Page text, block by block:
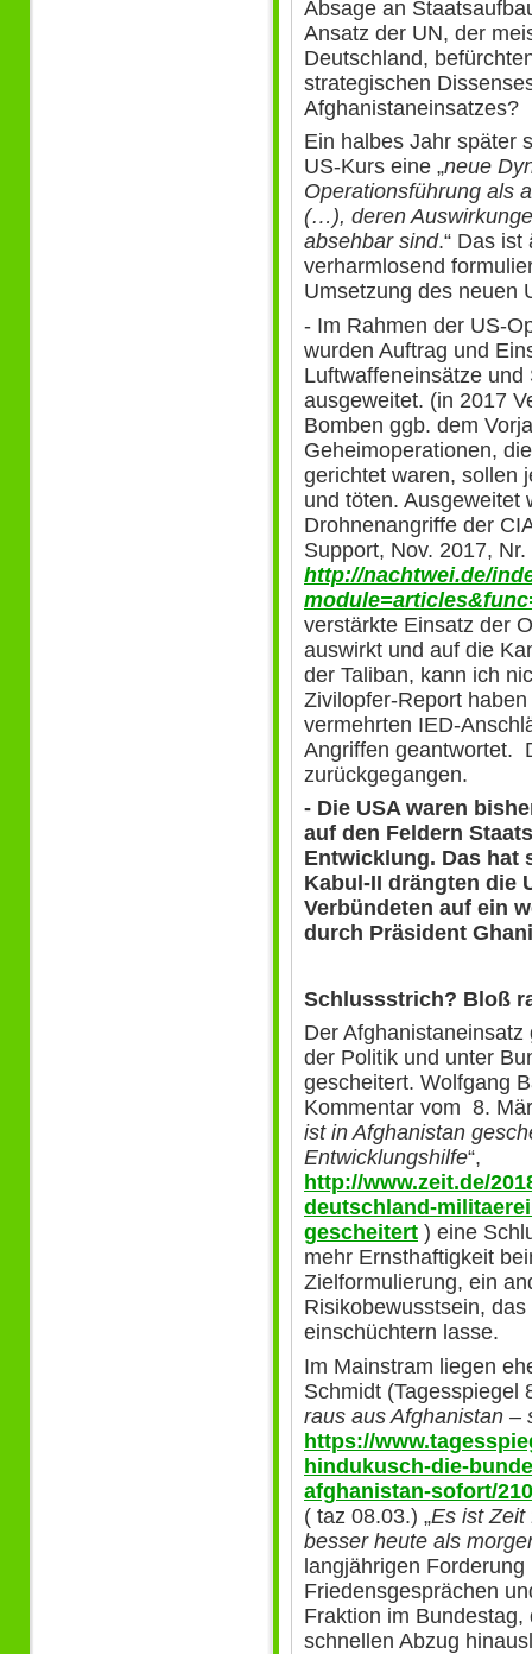
Absage an
Ansatz der UN, der
Deutschland,
strategischen
Afghanistaneinsatzes?
Ein halbes Jahr später
US-Kurs eine „neue
Operationsführung als
(…), deren
absehbar sind.“ Das
verharmlosend
Umsetzung des neuen
- Im Rahmen der US-
wurden Auftrag und
Luftwaffeneinsätze
ausgeweitet. (in 2017
Bomben ggb. dem
Geheimoperationen,
gerichtet waren, sollen
und töten. Ausgeweitet
Drohnenangriffe der
Support, Nov. 2017, Nr.
http://nachtwei.de/
verstärkte Einsatz der
auswirkt und auf die
der Taliban, kann ich
Zivilopfer-Report
vermehrten IED-
Angriffen geantwortet.
zurückgegangen.
- Die USA waren
auf den Feldern
Entwicklung. Das hat
Kabul-II drängten die
Verbündeten auf ein
durch Präsident
Schlussstrich? Bloß
Der
der Politik und unter
gescheitert. Wolfgang
Kommentar vom 8.
ist in Afghanistan
Entwicklungshilfe“,
http://www.zeit.de/
deutschland-
gescheitert ) eine
mehr Ernsthaftigkeit
Zielformulierung, ein
Risikobewusstsein,
einschüchtern lasse.
Im Mainstram liegen
Schmidt (Tagesspiegel
raus aus Afghanistan –
https://
hindukusch-die-
afghanistan-sofort/
( taz 08.03.) „Es ist Zeit
besser heute als
langjährigen
Friedensgesprächen
Fraktion im
schnellen Abzug